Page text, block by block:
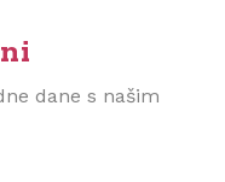
dane s našim